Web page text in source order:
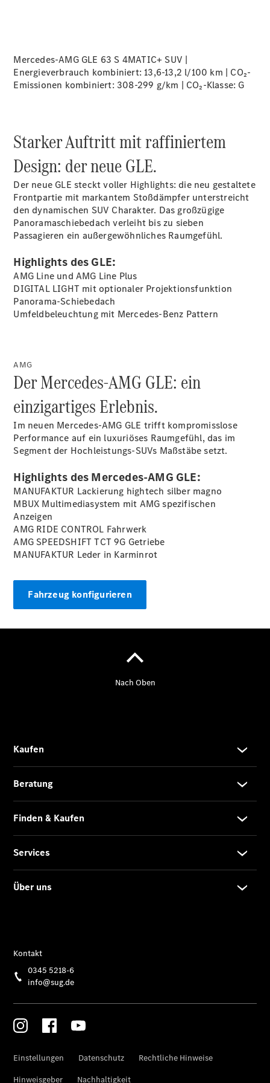
Mercedes-AMG GLE 63 S 4MATIC+ SUV |
Energieverbrauch kombiniert: 13,6-13,2 l/100 km | CO₂-
Emissionen kombiniert: 308-299 g/km | CO₂-Klasse: G
Starker Auftritt mit raffiniertem
Design: der neue GLE.
Der neue GLE steckt voller Highlights: die neu gestaltete
Frontpartie mit markantem Stoßdämpfer unterstreicht
den dynamischen SUV Charakter. Das großzügige
Panoramaschiebedach verleiht bis zu sieben
Passagieren ein außergewöhnliches Raumgefühl.
Highlights des GLE:
AMG Line und AMG Line Plus
DIGITAL LIGHT mit optionaler Projektionsfunktion
Panorama-Schiebedach
Umfeldbeleuchtung mit Mercedes-Benz Pattern
AMG
Der Mercedes-AMG GLE: ein
einzigartiges Erlebnis.
Im neuen Mercedes-AMG GLE trifft kompromisslose
Performance auf ein luxuriöses Raumgefühl, das im
Segment der Hochleistungs-SUVs Maßstäbe setzt.
Highlights des Mercedes-AMG GLE:
MANUFAKTUR Lackierung hightech silber magno
MBUX Multimediasystem mit AMG spezifischen
Anzeigen
AMG RIDE CONTROL Fahrwerk
AMG SPEEDSHIFT TCT 9G Getriebe
MANUFAKTUR Leder in Karminrot
Fahrzeug konfigurieren